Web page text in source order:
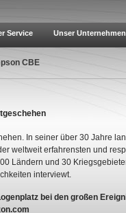
Service Unser Unternehmen
CBE
In seiner über 30 Jahre
weltweit erfahrensten und
Ländern und 30
interviewt.
bei den großen